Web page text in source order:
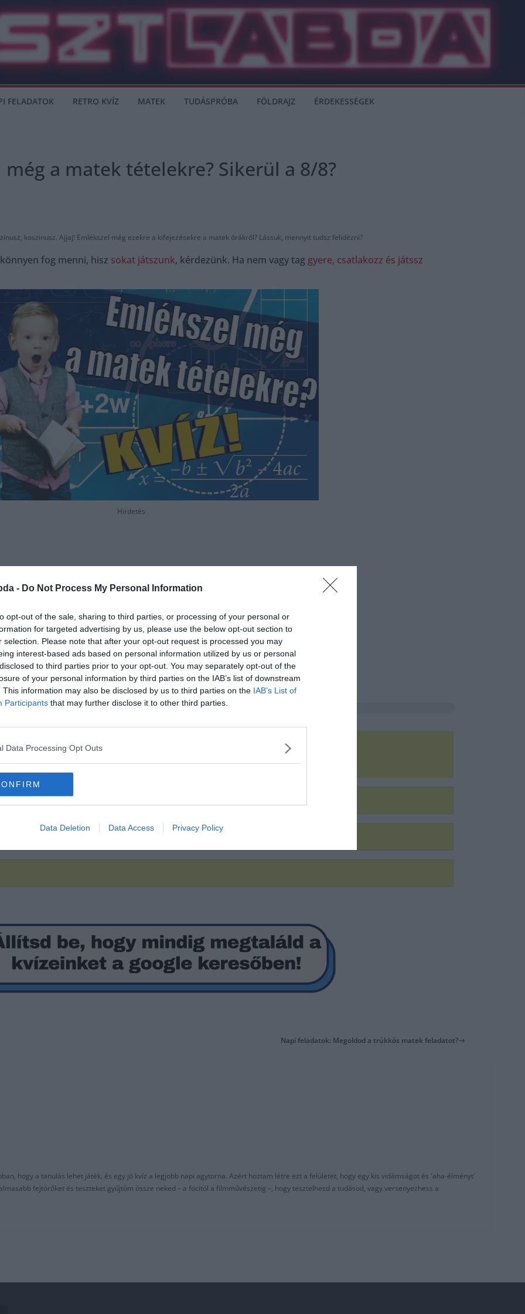
- Do Not Process My Personal Information
opt-out of the sale, sharing to third parties, or processing of your personal or
for targeted advertising by us, please use the below opt-out section to
selection. Please note that after your opt-out request is processed you may
interest-based ads based on personal information utilized by us or personal
to third parties prior to your opt-out. You may separately opt-out of the
of your personal information by third parties on the IAB’s list of downstream
This information may also be disclosed by us to third parties on the IAB’s List of
Participants that may further disclose it to other third parties.
Data Processing Opt Outs
Data Deletion Data Access Privacy Policy
FELADATOK RETRO KVÍZ MATEK TUDÁSPRÓBA FÖLDRAJZ ÉRDEKESSÉGEK
a matek tételekre? Sikerül a 8/8?
koszinusz. Ajjaj! Emlékszel még ezekre a kifejezésekre a matek órákról? Lássuk, mennyit tudsz felidézni?
fog menni, hisz sokat játszunk, kérdezünk. Ha nem vagy tag gyere, csatlakozz és játssz
Hirdetés
kapcsolódó matematikai tétel, amely
használunk fel?
Napi feladatok: Megoldod a trükkös matek feladatot?
hogy a tanulás lehet játék, és egy jó kvíz a legjobb napi agytorna. Azért hoztam létre ezt a felületet, hogy egy kis vidámságot és 'aha-élményt'
fejtörőket és teszteket gyűjtöm össze neked – a focitól a filmművészetig –, hogy tesztelhesd a tudásod, vagy versenyezhess a